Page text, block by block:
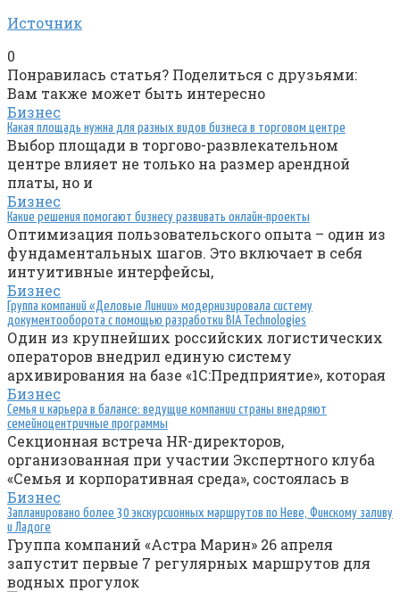
Источник
0
Понравилась статья? Поделиться с друзьями:
Вам также может быть интересно
Бизнес
Какая площадь нужна для разных видов бизнеса в торговом центре
Выбор площади в торгово-развлекательном
центре влияет не только на размер арендной
платы, но и
Бизнес
Какие решения помогают бизнесу развивать онлайн-проекты
Оптимизация пользовательского опыта – один из
фундаментальных шагов. Это включает в себя
интуитивные интерфейсы,
Бизнес
Группа компаний «Деловые Линии» модернизировала систему
документооборота с помощью разработки BIA Technologies
Один из крупнейших российских логистических
операторов внедрил единую систему
архивирования на базе «1С:Предприятие», которая
Бизнес
Семья и карьера в балансе: ведущие компании страны внедряют
семейноцентричные программы
Секционная встреча HR-директоров,
организованная при участии Экспертного клуба
«Семья и корпоративная среда», состоялась в
Бизнес
Запланировано более 30 экскурсионных маршрутов по Неве, Финскому заливу
и Ладоге
Группа компаний «Астра Марин» 26 апреля
запустит первые 7 регулярных маршрутов для
водных прогулок